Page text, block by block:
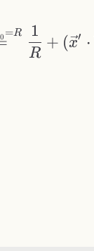
0 =R
R
1
+ (x′ ⋅